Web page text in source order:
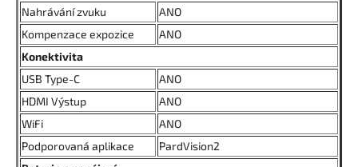
Nahrávání zvuku
ANO
Kompenzace expozice
ANO
Konektivita
USB Type-C
ANO
HDMI Výstup
ANO
WiFi
ANO
Podporovaná aplikace
PardVision2